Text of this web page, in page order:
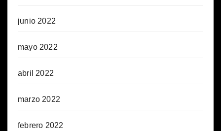
junio 2022
mayo 2022
abril 2022
marzo 2022
febrero 2022